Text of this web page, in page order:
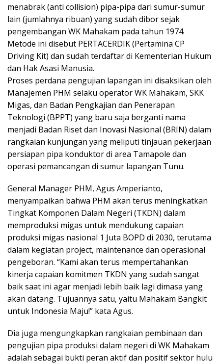
menabrak (anti collision) pipa-pipa dari sumur-sumur
lain (jumlahnya ribuan) yang sudah dibor sejak
pengembangan WK Mahakam pada tahun 1974.
Metode ini disebut PERTACERDIK (Pertamina CP
Driving Kit) dan sudah terdaftar di Kementerian Hukum
dan Hak Asasi Manusia.
Proses perdana pengujian lapangan ini disaksikan oleh
Manajemen PHM selaku operator WK Mahakam, SKK
Migas, dan Badan Pengkajian dan Penerapan
Teknologi (BPPT) yang baru saja berganti nama
menjadi Badan Riset dan Inovasi Nasional (BRIN) dalam
rangkaian kunjungan yang meliputi tinjauan pekerjaan
persiapan pipa konduktor di area Tamapole dan
operasi pemancangan di sumur lapangan Tunu.
General Manager PHM, Agus Amperianto,
menyampaikan bahwa PHM akan terus meningkatkan
Tingkat Komponen Dalam Negeri (TKDN) dalam
memproduksi migas untuk mendukung capaian
produksi migas nasional 1 Juta BOPD di 2030, terutama
dalam kegiatan project, maintenance dan operasional
pengeboran. “Kami akan terus mempertahankan
kinerja capaian komitmen TKDN yang sudah sangat
baik saat ini agar menjadi lebih baik lagi dimasa yang
akan datang. Tujuannya satu, yaitu Mahakam Bangkit
untuk Indonesia Maju!” kata Agus.
Dia juga mengungkapkan rangkaian pembinaan dan
pengujian pipa produksi dalam negeri di WK Mahakam
adalah sebagai bukti peran aktif dan positif sektor hulu